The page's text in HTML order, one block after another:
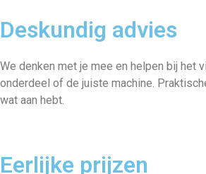
Deskundig advies
We denken met je mee en helpen bij het
onderdeel of de juiste machine.
wat aan hebt.
Eerlijke prijzen